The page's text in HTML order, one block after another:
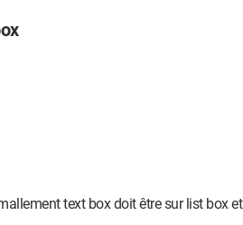
text box doit être sur list box et